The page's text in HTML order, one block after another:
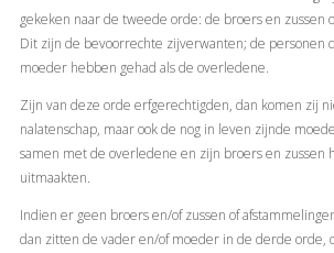
gekeken naar de tweede orde: de broers en zussen
Dit zijn de bevoorrechte zijverwanten; de personen
moeder hebben gehad als de overledene.
Zijn van deze orde erfgerechtigden, dan komen zij
nalatenschap, maar ook de nog in leven zijnde
samen met de overledene en zijn broers en zussen
uitmaakten.
Indien er geen broers en/of zussen of
dan zitten de vader en/of moeder in de derde orde,